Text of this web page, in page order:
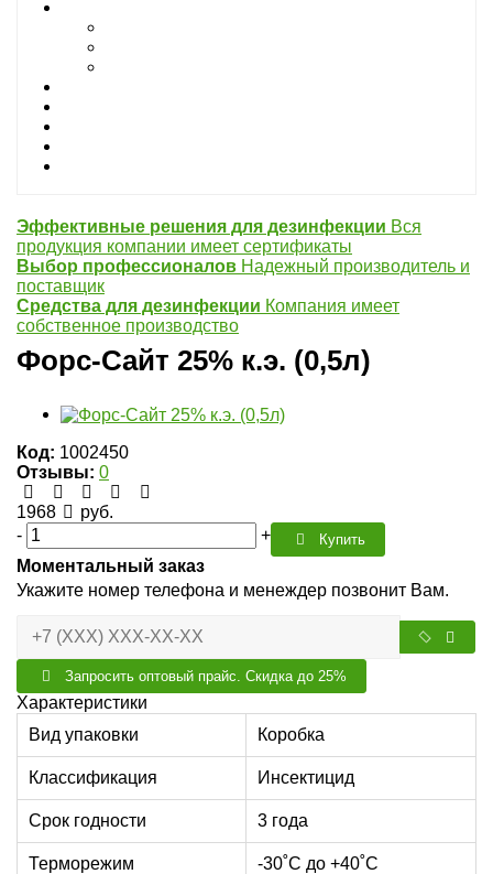
Эффективные решения для дезинфекции Вся
продукция компании имеет сертификаты
Выбор профессионалов Надежный производитель и
поставщик
Средства для дезинфекции Компания имеет
собственное производство
Форс-Сайт 25% к.э. (0,5л)
Код: 1002450
Отзывы: 0
1968
руб.
-
+ Купить
Моментальный заказ
Укажите номер телефона и менеждер позвонит Вам.
Запросить оптовый прайс. Скидка до 25%
Характеристики
Вид упаковки
Коробка
Классификация Инсектицид
Срок годности 3 года
Терморежим -30˚С до +40˚С